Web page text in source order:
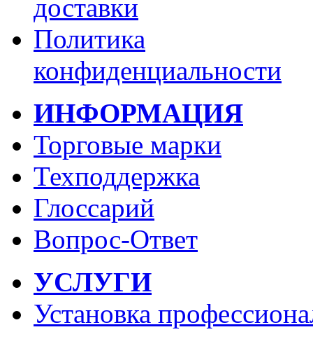
доставки
Политика
конфиденциальности
ИНФОРМАЦИЯ
Торговые марки
Техподдержка
Глоссарий
Вопрос-Ответ
УСЛУГИ
Установка